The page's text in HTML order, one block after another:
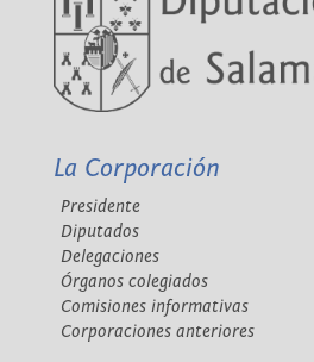
La Corporación
Presidente
Diputados
Delegaciones
Órganos colegiados
Comisiones informativas
Corporaciones anteriores